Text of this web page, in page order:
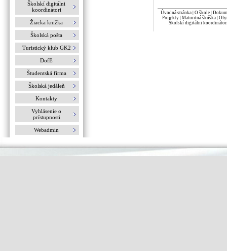
Školskí digitálni
koordinátori
Žiacka knižka
Školská pošta
Turistický klub GK2
DofE
Študentská firma
Školská jedáleň
Kontakty
Vyhlásenie o
prístupnosti
Webadmin
Úvodná stránka| O škole|
Projekty| Maturitná škúška|
Školskí digitálni